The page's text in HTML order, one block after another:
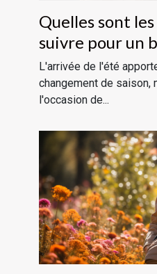
Quelles sont
suivre pour un
L'arrivée de l'été
changement de saison,
l'occasion de...